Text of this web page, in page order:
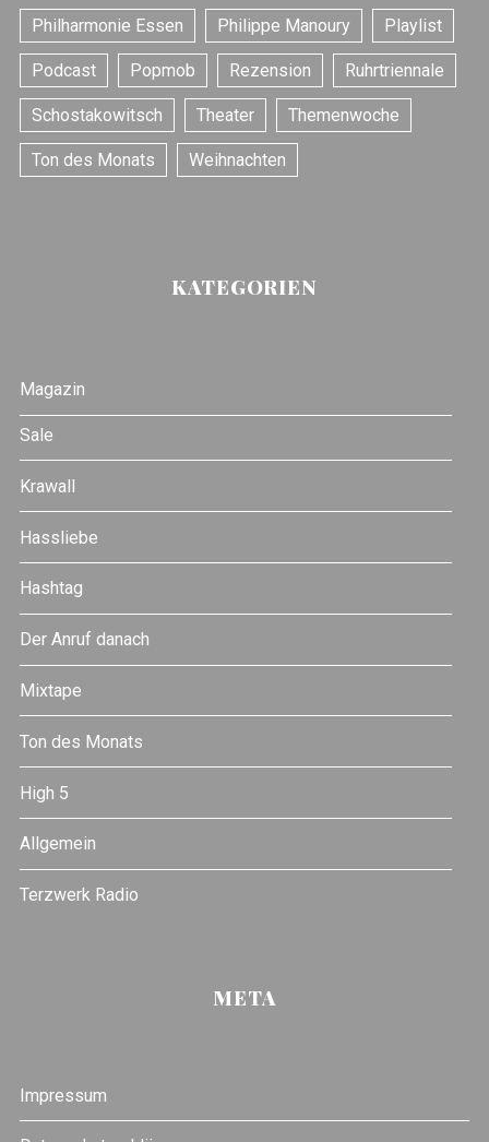
Philharmonie Essen Philippe Manoury Playlist
Podcast Popmob Rezension Ruhrtriennale
Schostakowitsch Theater Themenwoche
Ton des Monats Weihnachten
KATEGORIEN
Magazin
Sale
Krawall
Hassliebe
Hashtag
Der Anruf danach
Mixtape
Ton des Monats
High 5
Allgemein
Terzwerk Radio
META
Impressum
f
o
r
: